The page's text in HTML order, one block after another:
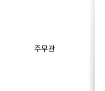
주무관